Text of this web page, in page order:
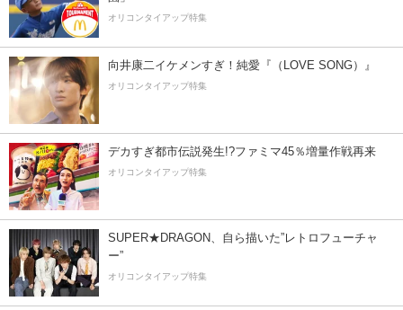
オリコンタイアップ特集
向井康二イケメンすぎ！純愛『（LOVE SONG）』
オリコンタイアップ特集
デカすぎ都市伝説発生!?ファミマ45％増量作戦再来
オリコンタイアップ特集
SUPER★DRAGON、自ら描いた”レトロフューチャ
ー”
オリコンタイアップ特集